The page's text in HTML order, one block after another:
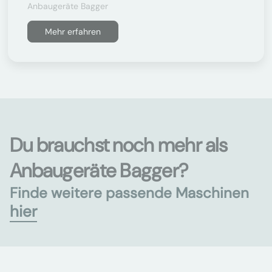
Anbaugeräte Bagger
Mehr erfahren
Du brauchst noch mehr als
Anbaugeräte Bagger?
Finde weitere passende Maschinen
hier